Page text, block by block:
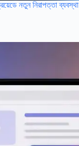
নতুন নিরাপত্তা ব্যবস্থা